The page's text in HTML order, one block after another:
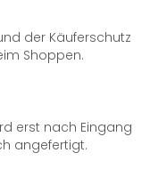
der Käuferschutz
Shoppen.
erst nach Eingang
angefertigt.